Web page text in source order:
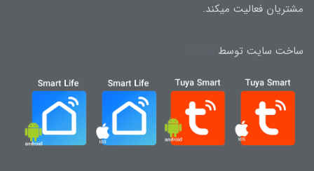
مشتریان فعالیت میکند.
ساخت سایت توسط